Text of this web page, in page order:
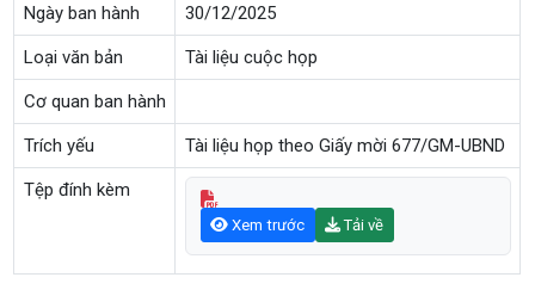
Ngày ban hành 30/12/2025
Loại văn bản Tài liệu cuộc họp
Cơ quan ban hành
Trích yếu Tài liệu họp theo Giấy mời 677/GM-UBND
Tệp đính kèm
Xem trước Tải về